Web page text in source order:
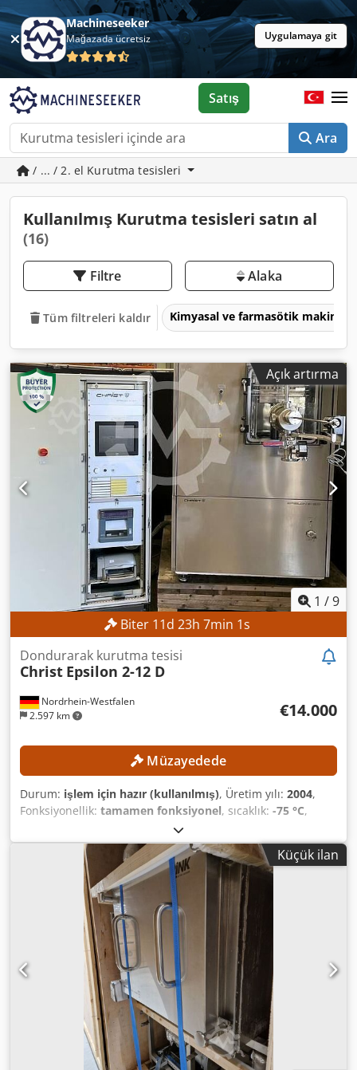
Machineseeker
Mağazada ücretsiz Uygulamaya git
Ara
Satış
/ ... / 2. el Kurutma tesisleri
Kullanılmış Kurutma tesisleri satın al
(16)
Filtre Alaka
Tüm filtreleri kaldır Kimyasal ve farmasötik
Açık artırma
1 /9
Biter11d 23h 6min 59s
Nordrhein-Westfalen
2.597 km
Dondurarak kurutma tesisi
Christ Epsilon 2-12 D
€14.000
Müzayedede
Durum: işlem için hazır (kullanılmış), Üretim yılı: 2004,
Fonksiyonellik: tamamen fonksiyonel, sıcaklık: -75 °C,
, toplam genişlik:
toplam yükseklik:2.000 mm, kullanılabilir tank kapasitesi:
, Tesis, üretici tarafından uzmanlık gerektiren şekilde
sökülmüş ve kullanımdan kaldırılmıştır. Plakalar bir araya
getirilmiştir. TEKNİK DETAYLAR Buz yoğunlaştırıcı hacmi:
100 litre Dsdpfx Acozrfa Doweck Buz yoğunlaştırıcı
kapasitesi: 12 kg Buz yoğunlaştırıcı performansı: 8 g/24
saat Buz yoğunlaştırıcı sıcaklığı: −75 °C MAKİNE DETAYLARI
Ölçüler Dondurarak kurutma tesisinin kapladığı alan: 1.300
× 1.300 × 2.000 mm Ek bileşenin kapladığı alan: 1.800 × 600
Küçük ilan